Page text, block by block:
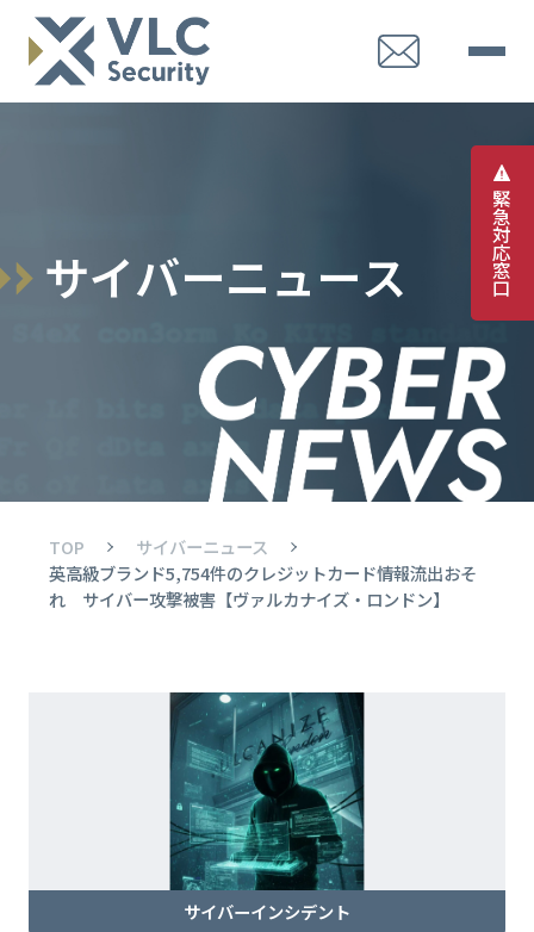
緊
急
対
応
窓
口
サイバーニュース
TOP
サイバーニュース
英高級ブランド5,754件のクレジットカード情報流出おそ
れ サイバー攻撃被害【ヴァルカナイズ・ロンドン】
サイバーインシデント